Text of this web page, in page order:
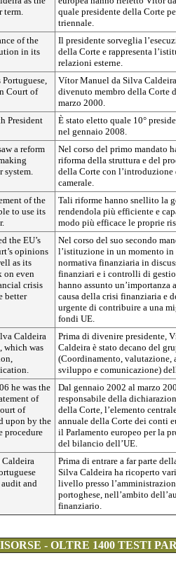
term.
quale presidente della Corte
triennale.
of the
in its
Il presidente sorveglia
della Corte e rappresenta
relazioni esterne.
Court of
Vítor Manuel da Silva
divenuto membro della Corte
marzo 2000.
President
È stato eletto quale 10°
nel gennaio 2008.
a reform
system.
Nel corso del primo mandato
riforma della struttura e del
della Corte con l’introduzione
camerale.
of the
to use its
Tali riforme hanno snellito la
rendendola più efficiente e
modo più efficace le proprie
the EU’s
opinions
as its
on even
crisis
better
Nel corso del suo secondo
l’istituzione in un momento
normativa finanziaria in
finanziari e i controlli di
hanno assunto un’importanza
causa della crisi finanziaria e
urgente di contribuire a una
fondi UE.
Caldeira
which was
Prima di divenire presidente,
Caldeira è stato decano del
(Coordinamento, valutazione,
sviluppo e comunicazione)
he was the
of
of
upon by the
procedure
Dal gennaio 2002 al marzo
responsabile della
della Corte, l’elemento
annuale della Corte dei conti
il Parlamento europeo per la
del bilancio dell’UE.
and
Prima di entrare a far parte
Silva Caldeira ha ricoperto
livello presso
portoghese, nell’ambito
finanziario.
- OLTRE 1400 TESTI